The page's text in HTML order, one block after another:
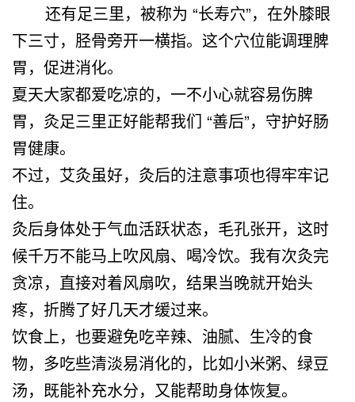
还有足三里，被称为 “长寿穴”，在外膝眼
下三寸，胫骨旁开一横指。这个穴位能调理脾
胃，促进消化。
夏天大家都爱吃凉的，一不小心就容易伤脾
胃，灸足三里正好能帮我们 “善后”，守护好肠
胃健康。
不过，艾灸虽好，灸后的注意事项也得牢牢记
住。
灸后身体处于气血活跃状态，毛孔张开，这时
候千万不能马上吹风扇、喝冷饮。我有次灸完
贪凉，直接对着风扇吹，结果当晚就开始头
疼，折腾了好几天才缓过来。
饮食上，也要避免吃辛辣、油腻、生冷的食
物，多吃些清淡易消化的，比如小米粥、绿豆
汤，既能补充水分，又能帮助身体恢复。